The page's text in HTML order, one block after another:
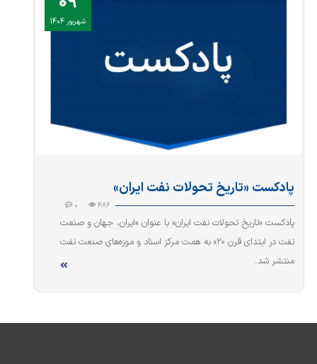
شهریور 1404
پادکست «تاریخ تحولات نفت ایران»
486
0
پادکست «تاریخ تحولات نفت ایران» با عنوان «ایران، جهان و صنعت
نفت در ابتدای قرن ۲۰» به همت مرکز اسناد و موزه‌های صنعت نفت
منتشر شد.